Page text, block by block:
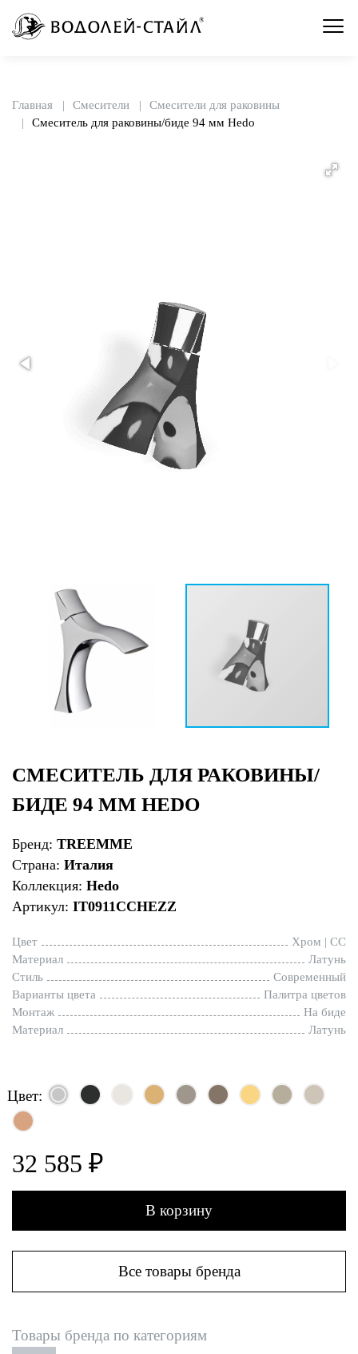
Главная Смесители
Смесители для раковины
Смеситель для раковины/биде 94 мм Hedo
СМЕСИТЕЛЬ ДЛЯ РАКОВИНЫ/
БИДЕ 94 ММ HEDO
Бренд: TREEMME
Страна: Италия
Коллекция: Hedo
Артикул: IT0911CCHEZZ
Цвет
Хром | CC
Материал
Латунь
Стиль
Современный
Варианты цвета
Палитра цветов
Монтаж
На биде
Материал
Латунь
Цвет:
32 585 ₽
В корзину
Все товары бренда
Товары бренда по категориям